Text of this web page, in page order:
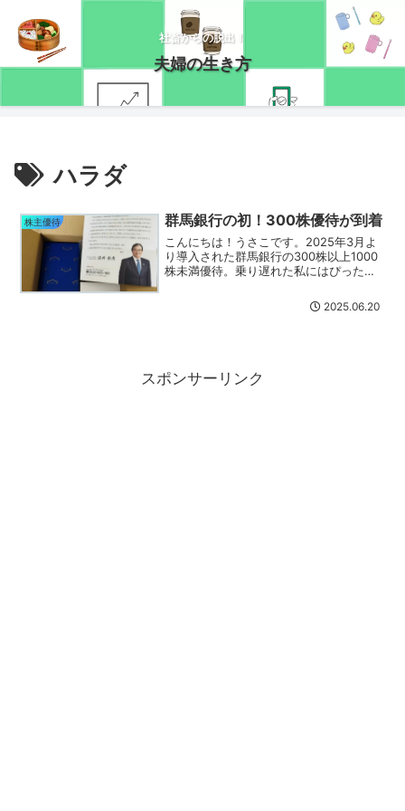
社畜からの脱出！
夫婦の生き方
ハラダ
株主優待 群馬銀行の初！300株優待が到着
こんにちは！うさこです。2025年3月よ
り導入された群馬銀行の300株以上1000
株未満優待。乗り遅れた私にはぴったり
時は流れ６月・・・前触れなく優待品が
到着しました～！おお！まさかのハラ
2025.06.20
スポンサーリンク